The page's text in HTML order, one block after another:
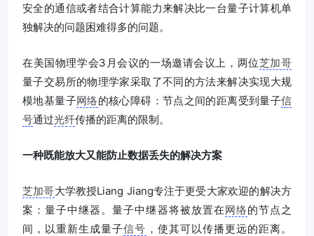
安全的通信或者结合计算能力来解决比一台量子计算机单
独解决的问题困难得多的问题。
在美国物理学会3月会议的一场邀请会议上，两位芝加哥
量子交易所的物理学家采取了不同的方法来解决实现大规
模地基量子网络的核心障碍：节点之间的距离受到量子信
号通过光纤传播的距离的限制。
一种既能放大又能防止数据丢失的解决方案
芝加哥大学教授Liang Jiang专注于更受大家欢迎的解决方
案：量子中继器。量子中继器将被放置在网络的节点之
间，以重新生成量子信号 ，使其可以传播更远的距离。